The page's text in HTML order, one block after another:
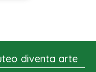
diventa arte